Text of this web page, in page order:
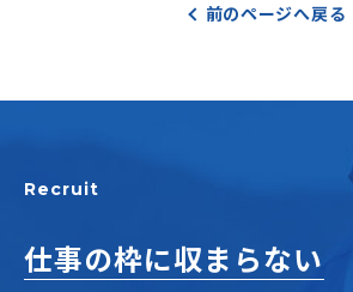
前のページへ戻る
Recruit
仕事の枠に収まらない